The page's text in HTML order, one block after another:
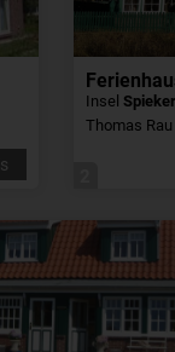
Insel
Thomas Rau